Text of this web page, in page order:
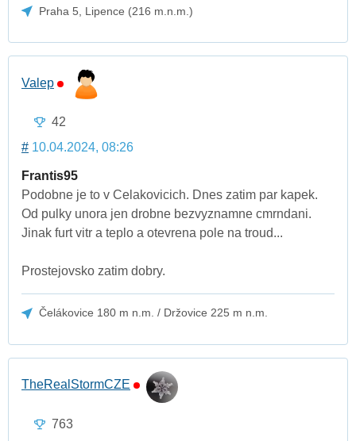
Praha 5, Lipence (216 m.n.m.)
Valep
42
# 10.04.2024, 08:26
Frantis95
Podobne je to v Celakovicich. Dnes zatim par kapek.
Od pulky unora jen drobne bezvyznamne cmrndani.
Jinak furt vitr a teplo a otevrena pole na troud...
Prostejovsko zatim dobry.
Čelákovice 180 m n.m. / Držovice 225 m n.m.
TheRealStormCZE
763